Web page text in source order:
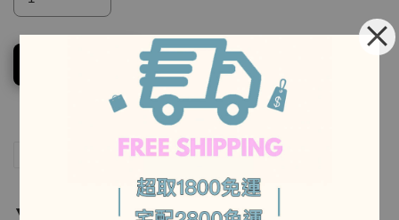
-
Tweet Pin it
▼▼▼